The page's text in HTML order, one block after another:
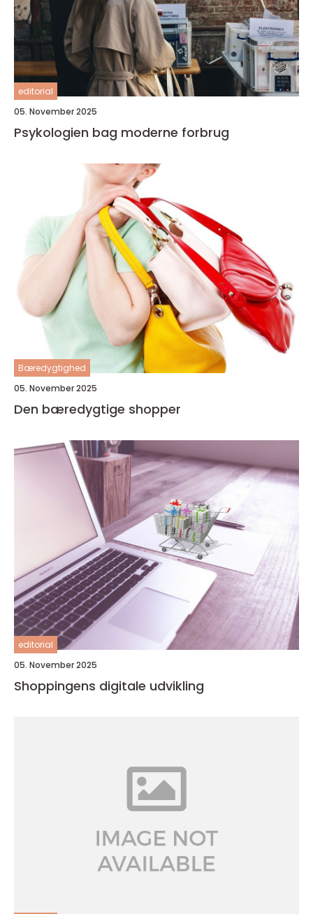
editorial
05. November 2025
Psykologien bag moderne forbrug
Bæredygtighed
05. November 2025
Den bæredygtige shopper
editorial
05. November 2025
Shoppingens digitale udvikling